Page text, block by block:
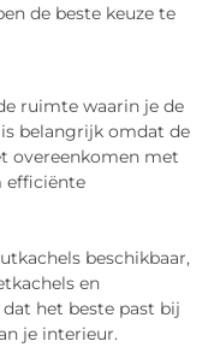
de beste keuze te
ruimte waarin je de
belangrijk omdat de
overeenkomen met
efficiënte
beschikbaar,
en
het beste past bij
je interieur.